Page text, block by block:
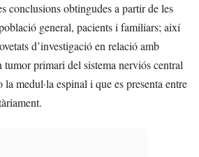
conclusions obtingudes a partir de les
general, pacients i familiars; així
d’investigació en relació amb
primari del sistema nerviós central
la medul·la espinal i que es presenta entre